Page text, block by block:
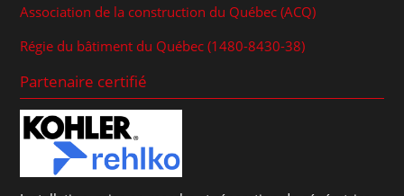
Association de la construction du Québec (ACQ)
Régie du bâtiment du Québec (1480-8430-38)
Partenaire certifié